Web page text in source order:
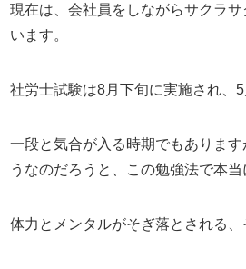
現在は、会社員をしながらサクラ
います。
社労士試験は8月下旬に実施され、
一段と気合が入る時期でもありま
うなのだろうと、この勉強法で本
体力とメンタルがそぎ落とされる